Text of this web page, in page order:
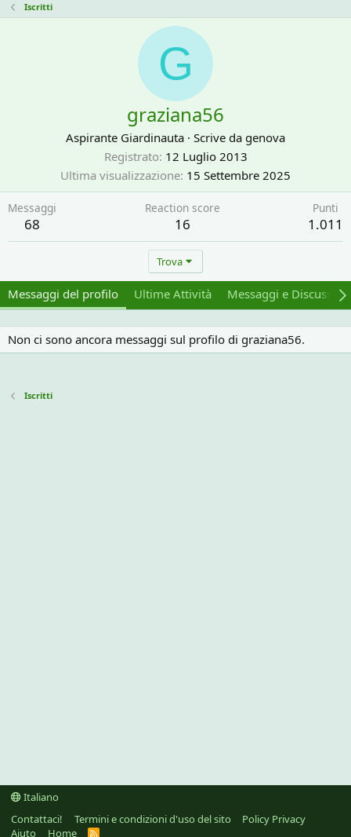
Iscritti
G
graziana56
Aspirante Giardinauta · Scrive da genova
Registrato 12 Luglio 2013
Ultima visualizzazione 15 Settembre 2025
Messaggi
68
Reaction score
16
Punti
1.011
Trova
Messaggi del profilo Ultime Attività Messaggi e
Non ci sono ancora messaggi sul profilo di graziana56.
Iscritti
Italiano
Contattaci!
Termini e condizioni d'uso del sito
Policy Privacy
Aiuto
Home R